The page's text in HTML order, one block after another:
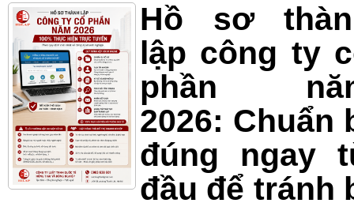
Hồ sơ
lập công ty
phần
2026: Chuẩn
đúng ngay
đầu để tránh